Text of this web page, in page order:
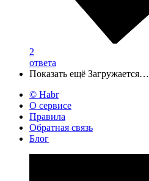
2
ответа
Показать ещё Загружается…
© Habr
О сервисе
Правила
Обратная связь
Блог